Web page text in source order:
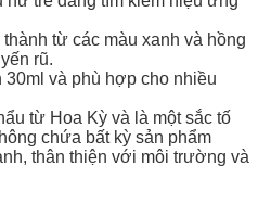
từ các màu xanh và hồng
rũ.
30ml và phù hợp cho nhiều
từ Hoa Kỳ và là một sắc tố
chứa bất kỳ sản phẩm
thân thiện với môi trường và